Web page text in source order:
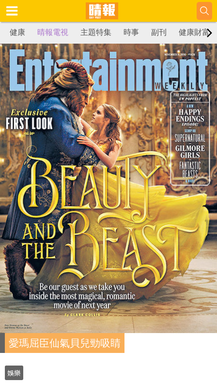
健康 晴報電視 主題特集 時事 副刊 健康財富
愛瑪屈臣仙氣貝兒勁吸睛
娛樂